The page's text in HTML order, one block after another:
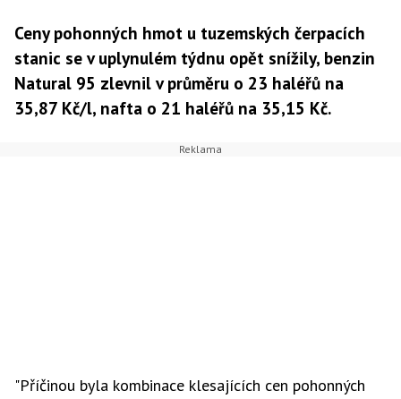
Ceny pohonných hmot u tuzemských čerpacích
stanic se v uplynulém týdnu opět snížily, benzin
Natural 95 zlevnil v průměru o 23 haléřů na
35,87 Kč/l, nafta o 21 haléřů na 35,15 Kč.
"Příčinou byla kombinace klesajících cen pohonných